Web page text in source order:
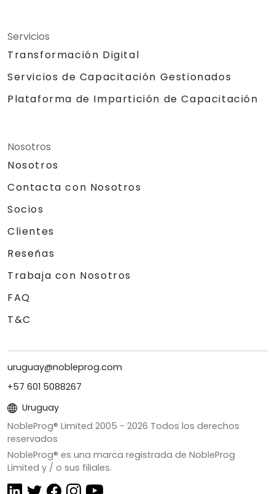
Servicios
Transformación Digital
Servicios de Capacitación Gestionados
Plataforma de Impartición de Capacitación
Nosotros
Nosotros
Contacta con Nosotros
Socios
Clientes
Reseñas
Trabaja con Nosotros
FAQ
T&C
uruguay@nobleprog.com
+57 601 5088267
Uruguay
NobleProg® Limited 2005 - 2026 Todos los derechos
reservados
NobleProg® es una marca registrada de NobleProg
Limited y / o sus filiales.